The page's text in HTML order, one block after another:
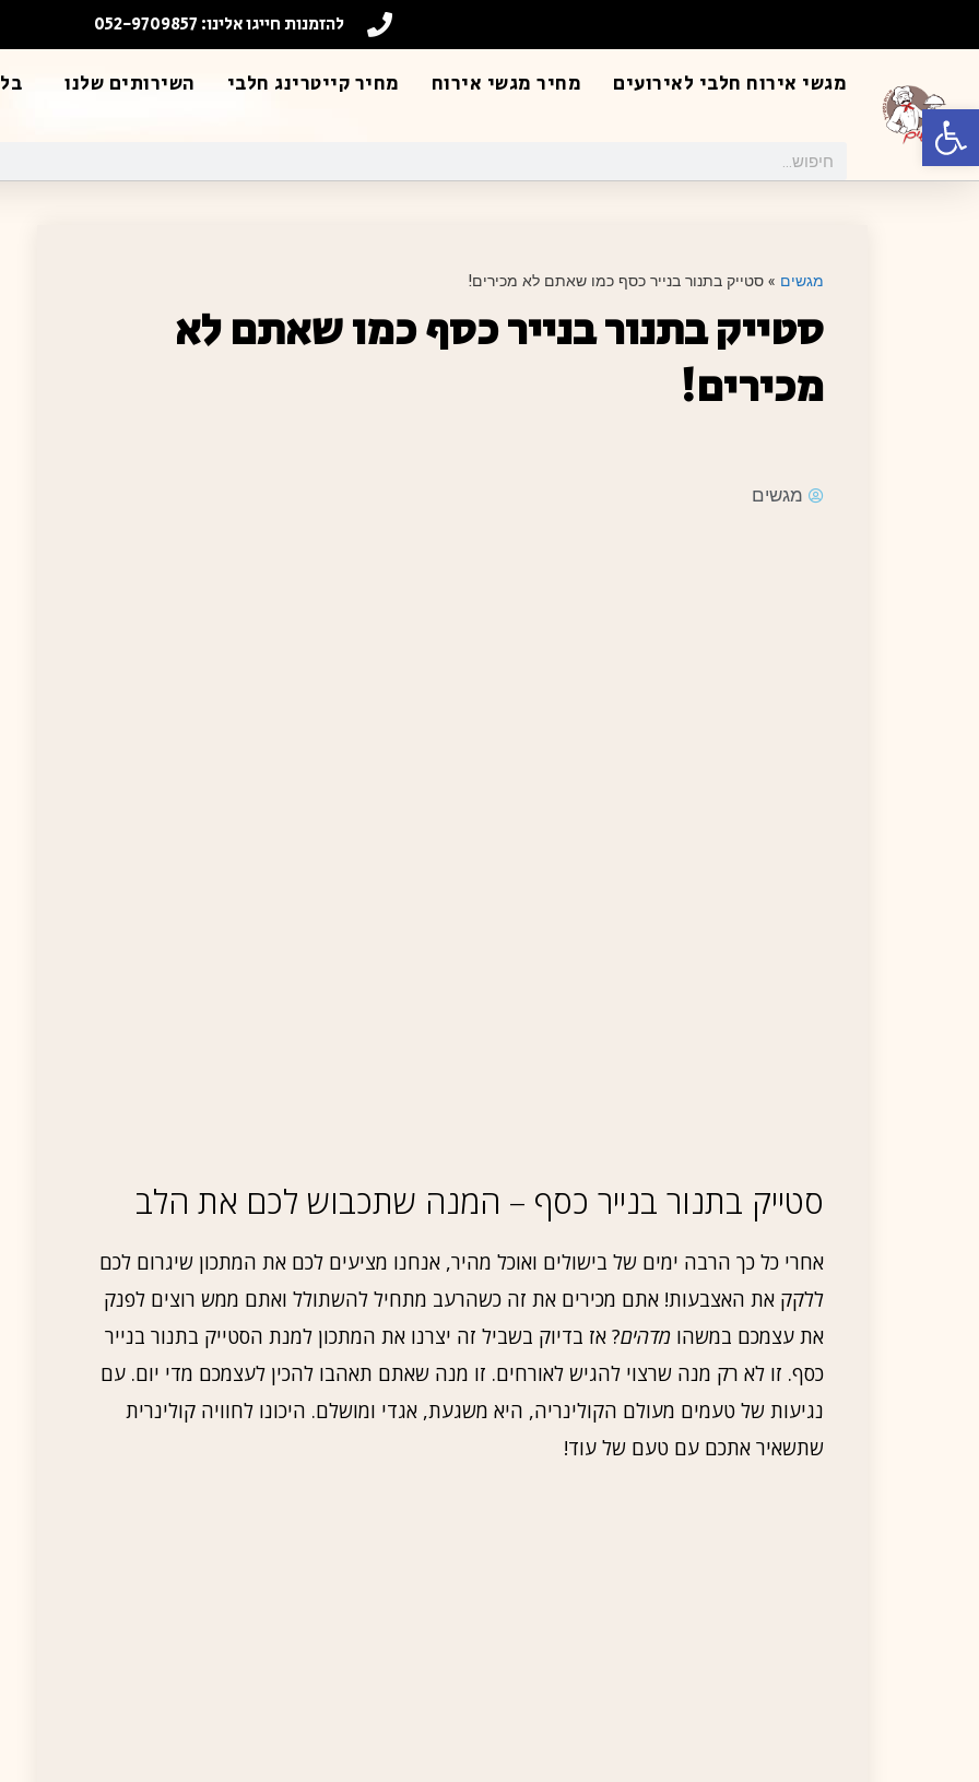
פתח סרגל נגישות
להזמנות חייגו אלינו: 052-9709857
מגשי אירוח חלבי לאירועים מחיר מגשי אירוח מחיר קייטרינג חלבי השירותים שלנו
מגשים » סטייק בתנור בנייר כסף כמו שאתם לא מכירים!
סטייק בתנור בנייר כסף כמו שאתם לא
מכירים!
מגשים
סטייק בתנור בנייר כסף – המנה שתכבוש לכם את הלב
אחרי כל כך הרבה ימים של בישולים ואוכל מהיר, אנחנו מציעים לכם את המתכון שיגרום לכם
ללקק את האצבעות! אתם מכירים את זה כשהרעב מתחיל להשתולל ואתם ממש רוצים לפנק
את עצמכם במשהו מדהים? אז בדיוק בשביל זה יצרנו את המתכון למנת הסטייק בתנור בנייר
כסף. זו לא רק מנה שרצוי להגיש לאורחים. זו מנה שאתם תאהבו להכין לעצמכם מדי יום. עם
נגיעות של טעמים מעולם הקולינריה, היא משגעת, אגדי ומושלם. היכונו לחוויה קולינרית
שתשאיר אתכם עם טעם של עוד!